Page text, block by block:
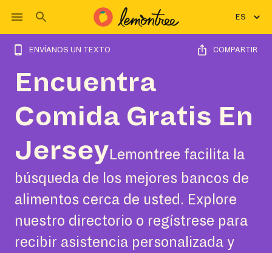
ES
ENVÍANOS UN TEXTO COMPARTIR
Encuentra
Comida Gratis En
Jersey Lemontree facilita la
búsqueda de los mejores bancos de
alimentos cerca de usted. Explore
nuestro directorio o regístrese para
recibir asistencia personalizada y